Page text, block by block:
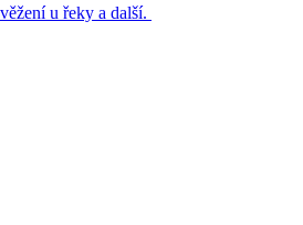
u řeky a další.